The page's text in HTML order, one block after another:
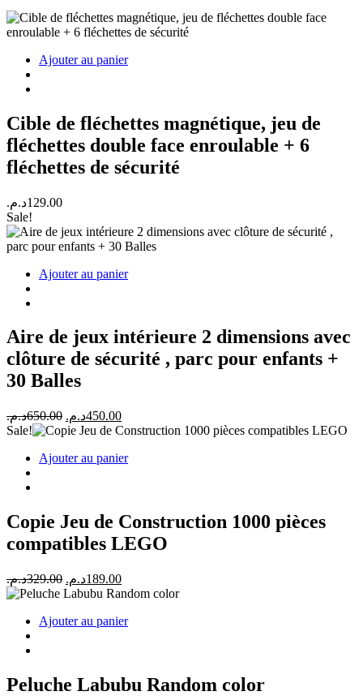
Ajouter au panier
Cible de fléchettes magnétique, jeu de
fléchettes double face enroulable + 6
fléchettes de sécurité
129.00د.م.
Sale!
Ajouter au panier
Aire de jeux intérieure 2 dimensions avec
clôture de sécurité , parc pour enfants +
30 Balles
650.00د.م.
Le
prix
était :
450.00د.م.
Le
prix
est :
Sale!
Ajouter au panier
Copie Jeu de Construction 1000 pièces
compatibles LEGO
329.00د.م.
Le
prix
était :
189.00د.م.
Le
prix
est :
Ajouter au panier
Peluche Labubu Random color